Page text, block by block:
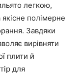
легкою,
полімерне
Завдяки
вирівняти
плити й
для